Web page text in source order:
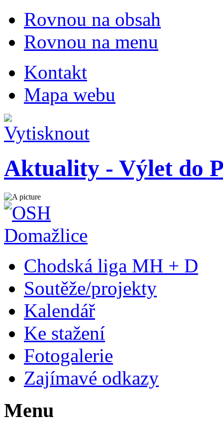
Rovnou na obsah
Rovnou na menu
Kontakt
Mapa webu
Aktuality - Výlet do
Chodská liga MH + D
Soutěže/projekty
Kalendář
Ke stažení
Fotogalerie
Zajímavé odkazy
Menu